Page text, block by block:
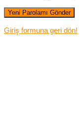
Giriş formuna geri dön!